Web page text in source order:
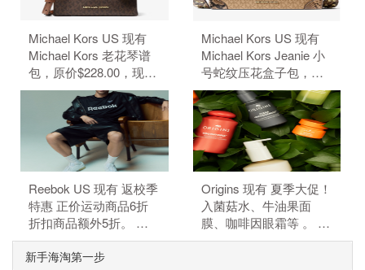
Michael Kors US 现有
Michael Kors 老花琴谱
包，原价$228.00，现特
价$50.15（约339.68
元）。 额外8.5折，需要
使用优惠码：
EXTRA15。
Michael Kors US 现有
Michael Kors Jeanie 小
号蛇纹压花盒子包，原
价$428，现特价
$84.99（约575.66
元）。 额外8.5折，需要
使用优惠码：
EXTRA15。
Reebok US 现有 返校季
特惠 正价运动商品6折
折扣商品额外5折。 正
价商品6折，折扣商品额
外5折，需要使用优惠
Origins 现有 夏季大促！
入菌菇水、牛油果面
膜、咖啡因眼霜等 。 订
单满$115赠5件礼，需要
新手海淘第一步